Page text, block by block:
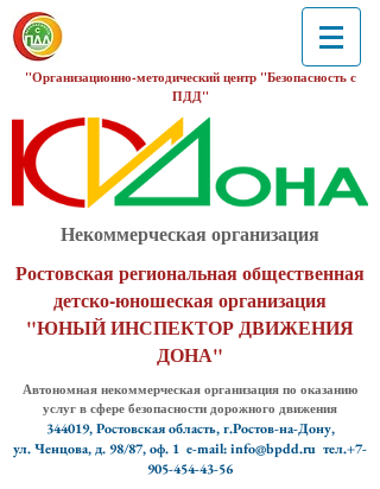
"Организационно-методический центр "Безопасность с
ПДД"
Некоммерческая организация
Ростовская региональная общественная
детско-юношеская организация
"ЮНЫЙ ИНСПЕКТОР ДВИЖЕНИЯ
ДОНА"
Автономная некоммерческая организация по оказанию
услуг в сфере безопасности дорожного движения
344019, Ростовская область, г.Ростов-на-Дону,
ул. Ченцова, д. 98/87, оф. 1 e-mail: info@bpdd.ru тел.+7-
905-454-43-56